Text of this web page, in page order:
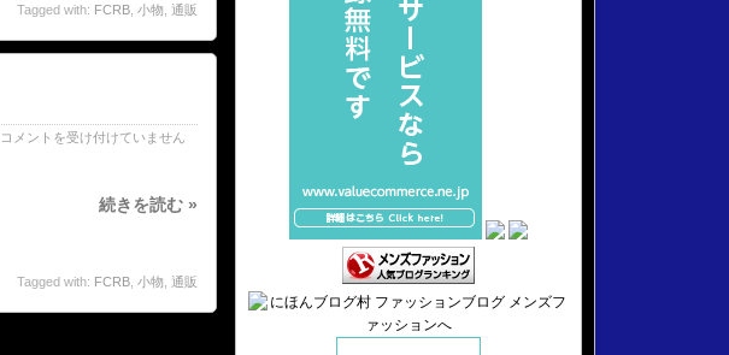
Tagged with: FCRB 小物 通販
コメントを受け付けていません
続きを読む »
Tagged with: FCRB 小物 通販